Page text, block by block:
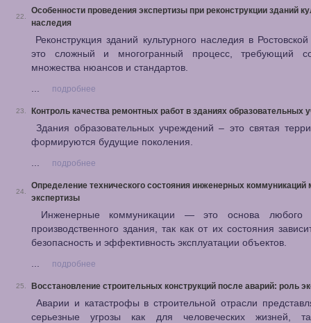
22.
Особенности проведения экспертизы при реконструкции зданий
наследия
Реконструкция зданий культурного наследия в
это сложный и многогранный процесс, требующий
множества нюансов и стандартов.
...
подробнее
23. Контроль качества ремонтных работ в зданиях образовательных
Здания образовательных учреждений – это святая
формируются будущие поколения.
...
подробнее
24.
Определение технического состояния инженерных коммуникаций
экспертизы
Инженерные коммуникации — это основа любого
производственного здания, так как от их состояния
безопасность и эффективность эксплуатации объектов.
...
подробнее
25. Восстановление строительных конструкций после аварий: роль
Аварии и катастрофы в строительной отрасли
серьезные угрозы как для человеческих жизней,